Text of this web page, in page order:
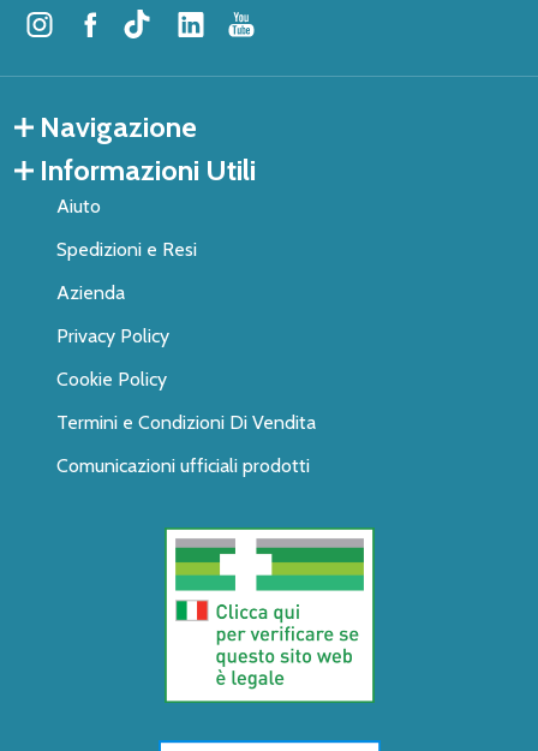
Navigazione
Informazioni Utili
Aiuto
Spedizioni e Resi
Azienda
Privacy Policy
Cookie Policy
Termini e Condizioni Di Vendita
Comunicazioni ufficiali prodotti